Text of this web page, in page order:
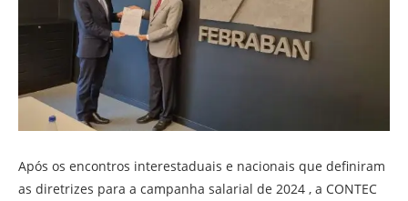
Após os encontros interestaduais e nacionais que definiram
as diretrizes para a campanha salarial de 2024 , a CONTEC